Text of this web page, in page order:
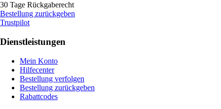
30 Tage Rückgaberecht
Bestellung zurückgeben
Trustpilot
Dienstleistungen
Mein Konto
Hilfecenter
Bestellung verfolgen
Bestellung zurückgeben
Rabattcodes